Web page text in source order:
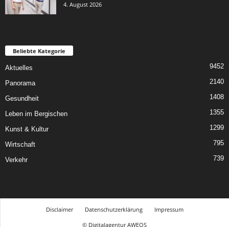
4. August 2026
Beliebte Kategorie
Aktuelles 9452
Panorama 2140
Gesundheit 1408
Leben im Bergischen 1355
Kunst & Kultur 1299
Wirtschaft 795
Verkehr 739
Disclaimer Datenschutzerklärung
Impressum
© Digitalagentur AWEOS